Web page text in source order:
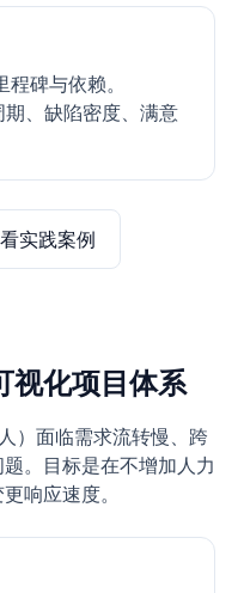
碑与依赖。
、缺陷密度、满意
实践案例
视化项目体系
）面临需求流转慢、跨
。目标是在不增加人力
响应速度。